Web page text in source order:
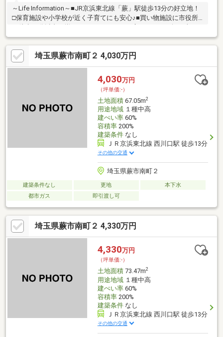
～Life Information～■JR京浜東北線「蕨」駅徒歩13分の好立地！
□保育施設や小学校が近く子育てにも安心♪■買い物施設に市役所
地！注文住宅に最適です♪■建築条件はないのでお好きなハウスメ
ーカーで建築が可能！□都市ガス・本下水エリア！確定測量して
からお引渡しいたします♪■弊社でも請け負いますのでお気軽にお
問い合わせください！□どのような間取りが入るのか参考プラン
も作成いたします♪詳細はセンチュリー21ウインズホームまでお
気軽にお問い合わせください！
埼玉県蕨市南町２ 4,030万円
4,030万円
（坪単価:-）
土地面積67.05m2
用途地域１種中高
建ぺい率60%
容積率200%
建築条件なし
ＪＲ京浜東北線 西川口駅 徒歩13分
その他の交通
埼玉県蕨市南町２
建築条件なし 更地
本下水
都市ガス
即引渡し可
埼玉県蕨市南町２ 4,330万円
4,330万円
（坪単価:-）
土地面積73.47m2
用途地域１種中高
建ぺい率60%
容積率200%
建築条件なし
ＪＲ京浜東北線 西川口駅 徒歩13分
その他の交通